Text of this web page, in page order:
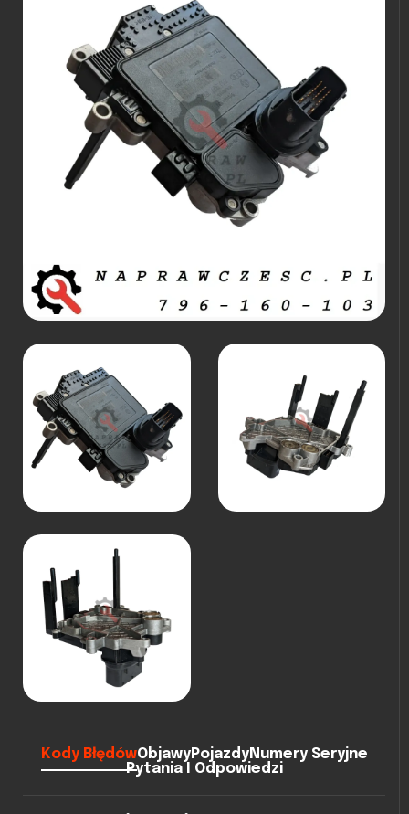
Kody BłędówObjawyPojazdyNumery Seryjne
Pytania I Odpowiedzi